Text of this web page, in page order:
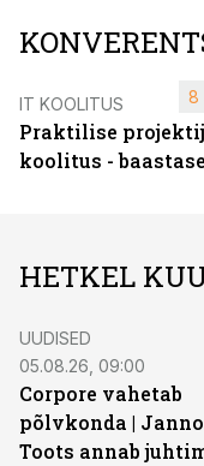
IT KOOLITUS
Praktilise
koolitus - baastase
8
HETKEL
UUDISED
05.08.26, 09:00
Corpore vahetab
põlvkonda | Janno
Toots annab